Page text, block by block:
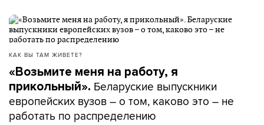
КАК ВЫ ТАМ ЖИВЕТЕ?
«Возьмите меня на работу, я
прикольный». Беларуские выпускники
европейских вузов – о том, каково это – не
работать по распределению